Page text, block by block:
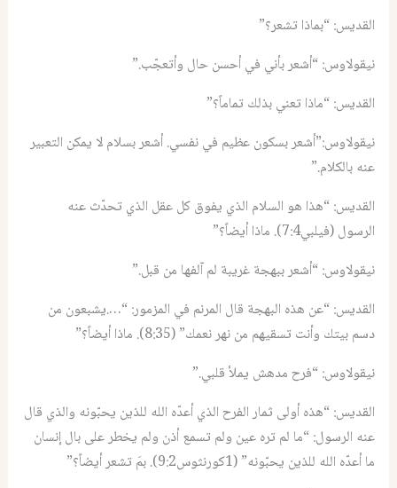
القديس: “بماذا تشعر؟”
نيقولاوس: “أشعر بأني في أحسن حال وأتعجّب.”
القديس: “ماذا تعني بذلك تماماً؟”
نيقولاوس:”أشعر بسكون عظيم في نفسي.أشعر بسلام لا يمكن التعبير
عنه بالكلام.”
القديس: “هذا هو السلام الذي يفوق كل عقل الذي تحدّث عنه
الرسول(فيلبي7:4). ماذا أيضاً؟”
نيقولاوس: “أشعر ببهجة غريبة لم آلفها من قبل.”
القديس: “عن هذه البهجة قال المرنم في المزمور: “….يشبعون من
دسم بيتك وأنت تسقيهم من نهر نعمك” (8:35).
ماذا أيضاً؟”
نيقولاوس: “فرح مدهش يملأ قلبي.”
القديس: “هذه أولى ثمار الفرح الذي أعدّه الله للذين يحبّونه والذي قال
عنه الرسول: “ما لم تره عين ولم تسمع أذن ولم يخطر على بال إنسان
ما أعدّه الله للذين يحبّونه” (1 كورنثوس9:2). بمَ تشعر أيضاً؟”